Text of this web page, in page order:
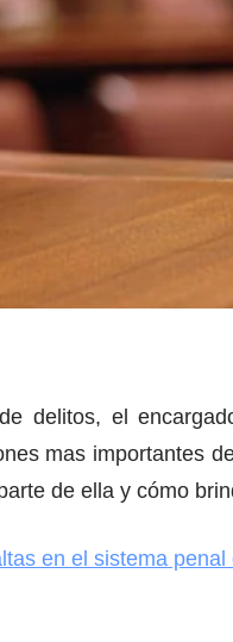
delitos, el
mas importantes
de ella y cómo
en el sistema penal